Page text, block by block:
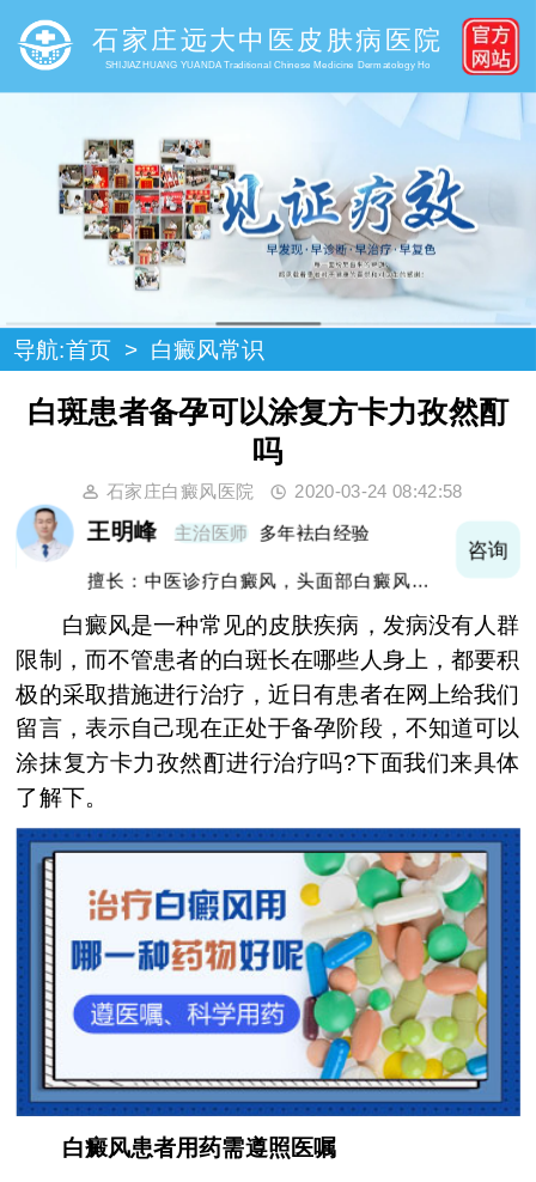
石家庄远大中医皮肤病医院
SHIJIAZHUANG YUANDA Traditional Chinese Medicine Dermatology Ho
导航:首页 > 白癜风常识
白斑患者备孕可以涂复方卡力孜然酊
吗
石家庄白癜风医院 2020-03-24 08:42:58
王明峰 主治医师 多年袪白经验
擅长：中医诊疗白癜风，头面部白癜风，青
咨询
白癜风是一种常见的皮肤疾病，发病没有人群
限制，而不管患者的白斑长在哪些人身上，都要积
极的采取措施进行治疗，近日有患者在网上给我们
留言，表示自己现在正处于备孕阶段，不知道可以
涂抹复方卡力孜然酊进行治疗吗?下面我们来具体
了解下。
白癜风患者用药需遵照医嘱